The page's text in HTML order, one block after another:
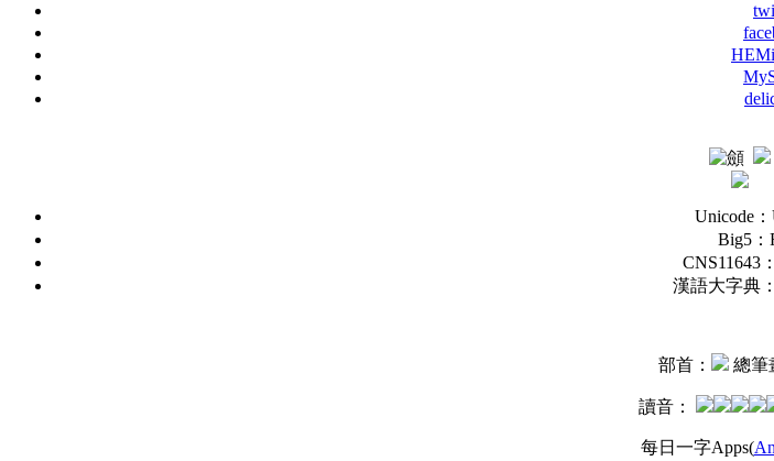
Unicode
Big5：
CNS11643
漢語大字典
部首： 總筆
讀音：
每日一字Apps(